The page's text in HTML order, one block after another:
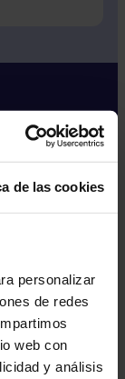
de las cookies
personalizar
de redes
web con
y análisis